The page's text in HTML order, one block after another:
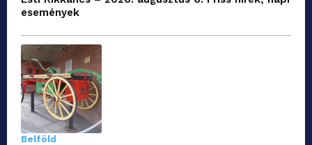
események
Belföld